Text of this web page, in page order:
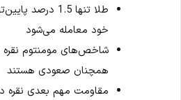
طلا تنها 1.5
خود معامله می‌شود
همچنان صعودی هستند